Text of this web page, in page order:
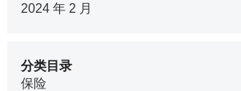
2024 年 2 月
分类目录
保险